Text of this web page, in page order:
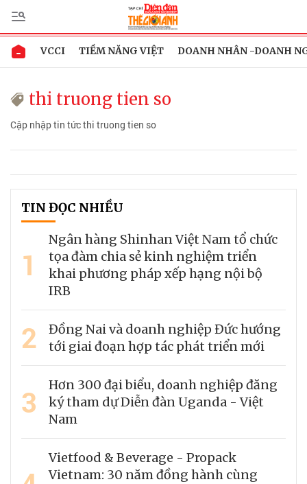
VCCI TIỀM NĂNG VIỆT DOANH NHÂN -DOANH
thi truong tien so
Cập nhập tin tức thi truong tien so
TIN ĐỌC NHIỀU
1
Ngân hàng Shinhan Việt Nam tổ chức
tọa đàm chia sẻ kinh nghiệm triển
khai phương pháp xếp hạng nội bộ
IRB
2
Đồng Nai và doanh nghiệp Đức hướng
tới giai đoạn hợp tác phát triển mới
3
Hơn 300 đại biểu, doanh nghiệp đăng
ký tham dự Diễn đàn Uganda - Việt
Nam
Vietfood & Beverage - Propack
Vietnam: 30 năm đồng hành cùng